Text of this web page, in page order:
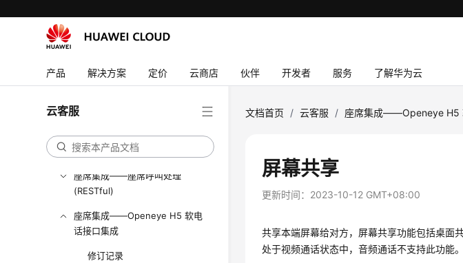
产品 解决方案 定价 云商店 伙伴 开发者 服务 了解华为云
云客服
用户接入——VOIP音视频接入
端集成 (JS)
（RESTful）
座席集成——座席轻量级接续块
集成（JS）
座席集成——座席呼叫处理
(RESTful)
座席集成——Openeye H5 软电
话接口集成
修订记录
文档首页 / 云客服 / 座席集成——Openeye H5
屏幕共享
更新时间： 2023-10-12 GMT+08:00
共享本端屏幕给对方，屏幕共享功能包括桌面
处于视频通话状态中，音频通话不支持此功能。